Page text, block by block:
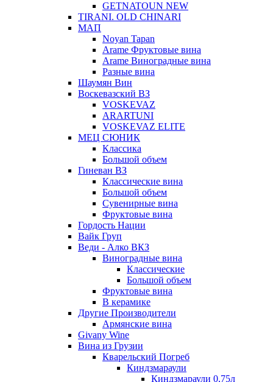
GETNATOUN NEW
TIRANI. OLD CHINARI
МАП
Noyan Tapan
Arame Фруктовые вина
Arame Виноградные вина
Разные вина
Шаумян Вин
Воскевазский ВЗ
VOSKEVAZ
ARARTUNI
VOSKEVAZ ELITE
МЕЦ СЮНИК
Классика
Большой объем
Гиневан ВЗ
Классические вина
Большой объем
Сувенирные вина
Фруктовые вина
Гордость Нации
Вайк Груп
Веди - Алко ВКЗ
Виноградные вина
Классические
Большой объем
Фруктовые вина
В керамике
Другие Производители
Армянские вина
Givany Wine
Вина из Грузии
Кварельский Погреб
Киндзмараули
Киндзмараули 0,75л